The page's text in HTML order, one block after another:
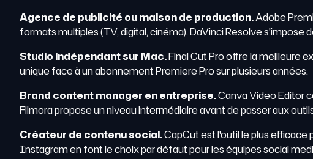
Agence de publicité ou maison de production.Adobe
formats multiples (TV, digital, cinéma). DaVinci Resolve
Studio indépendant sur Mac.Final Cut Pro offre la meilleure
unique face à un abonnement Premiere Pro sur plusieurs années.
Brand content manager en entreprise.Canva Video Editor
Filmora propose un niveau intermédiaire avant de passer aux
Créateur de contenu social.CapCut est l'outil le plus efficace
Instagram en font le choix par défaut pour les équipes social